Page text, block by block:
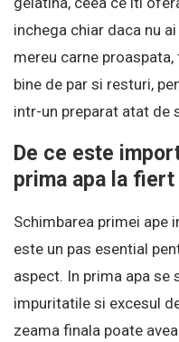
inchega chiar daca nu
mereu carne
bine de par si resturi,
intr-un preparat atat de
De ce este
prima apa la fiert
Schimbarea primei ape
este un pas esential
aspect. In prima apa se
impuritatile si excesul
zeama finala poate